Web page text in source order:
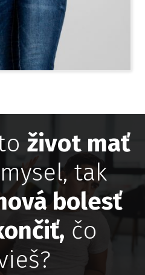
život mať
tak
bolesť
čo